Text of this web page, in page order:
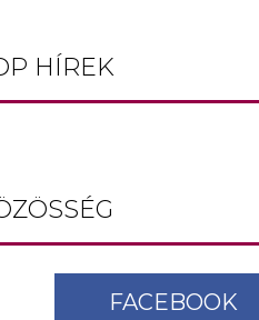
HÍREK
FACEBOOK